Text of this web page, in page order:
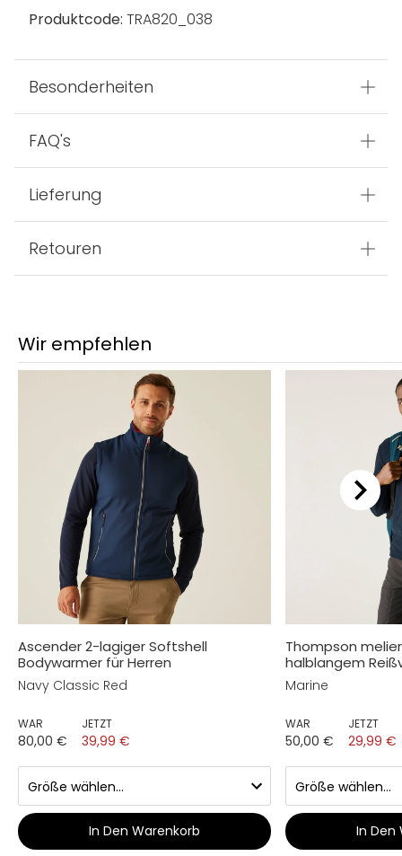
Produktcode: TRA820_038
Besonderheiten
FAQ's
Lieferung
Retouren
Wir empfehlen
Ascender 2-lagiger Softshell
Bodywarmer für Herren
Navy Classic Red
WAR
80,00 €
JETZT
39,99 €
In Den Warenkorb
Thompson
halblangem
Marine
WAR
50,00 €
JETZT
29,99 €
In Den